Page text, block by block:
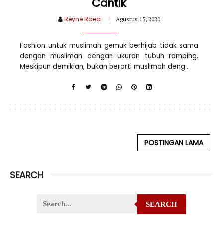
Cantik
Reyne Raea Agustus 15, 2020
Fashion untuk muslimah gemuk berhijab tidak sama
dengan muslimah dengan ukuran tubuh ramping.
Meskipun demikian, bukan berarti muslimah deng...
POSTINGAN LAMA
SEARCH
SEARCH